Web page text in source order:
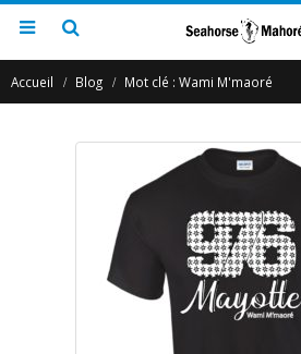
Accueil Blog Mot clé : Wami M'maoré